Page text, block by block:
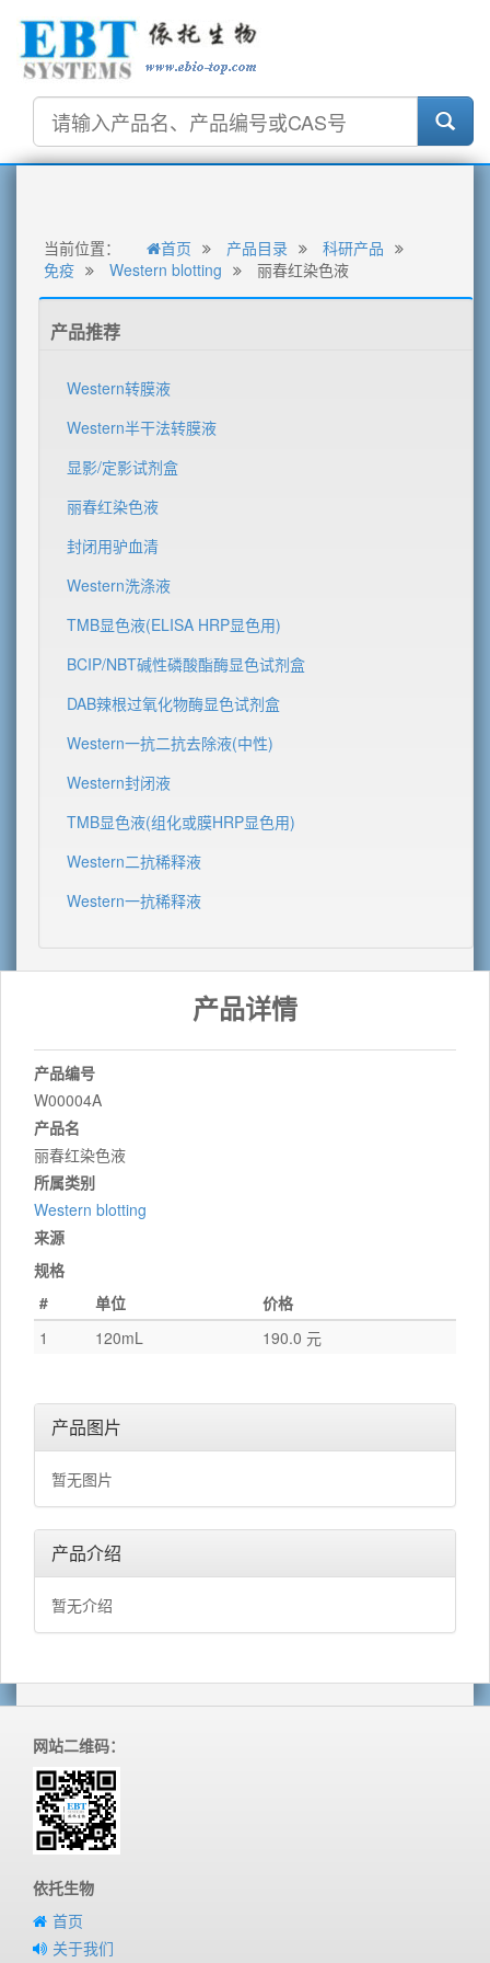
当前位置： 首页 产品目录
科研产品
免疫
Western blotting 丽春红染色液
产品推荐
Western转膜液
Western半干法转膜液
显影/定影试剂盒
丽春红染色液
封闭用驴血清
Western洗涤液
TMB显色液(ELISA HRP显色用)
BCIP/NBT碱性磷酸酯酶显色试剂盒
DAB辣根过氧化物酶显色试剂盒
Western一抗二抗去除液(中性)
Western封闭液
TMB显色液(组化或膜HRP显色用)
Western二抗稀释液
Western一抗稀释液
产品详情
产品编号
W00004A
产品名
丽春红染色液
所属类别
Western blotting
来源
规格
#
单位
价格
1
120mL 190.0 元
产品图片
暂无图片
产品介绍
暂无介绍
网站二维码：
依托生物
首页
关于我们